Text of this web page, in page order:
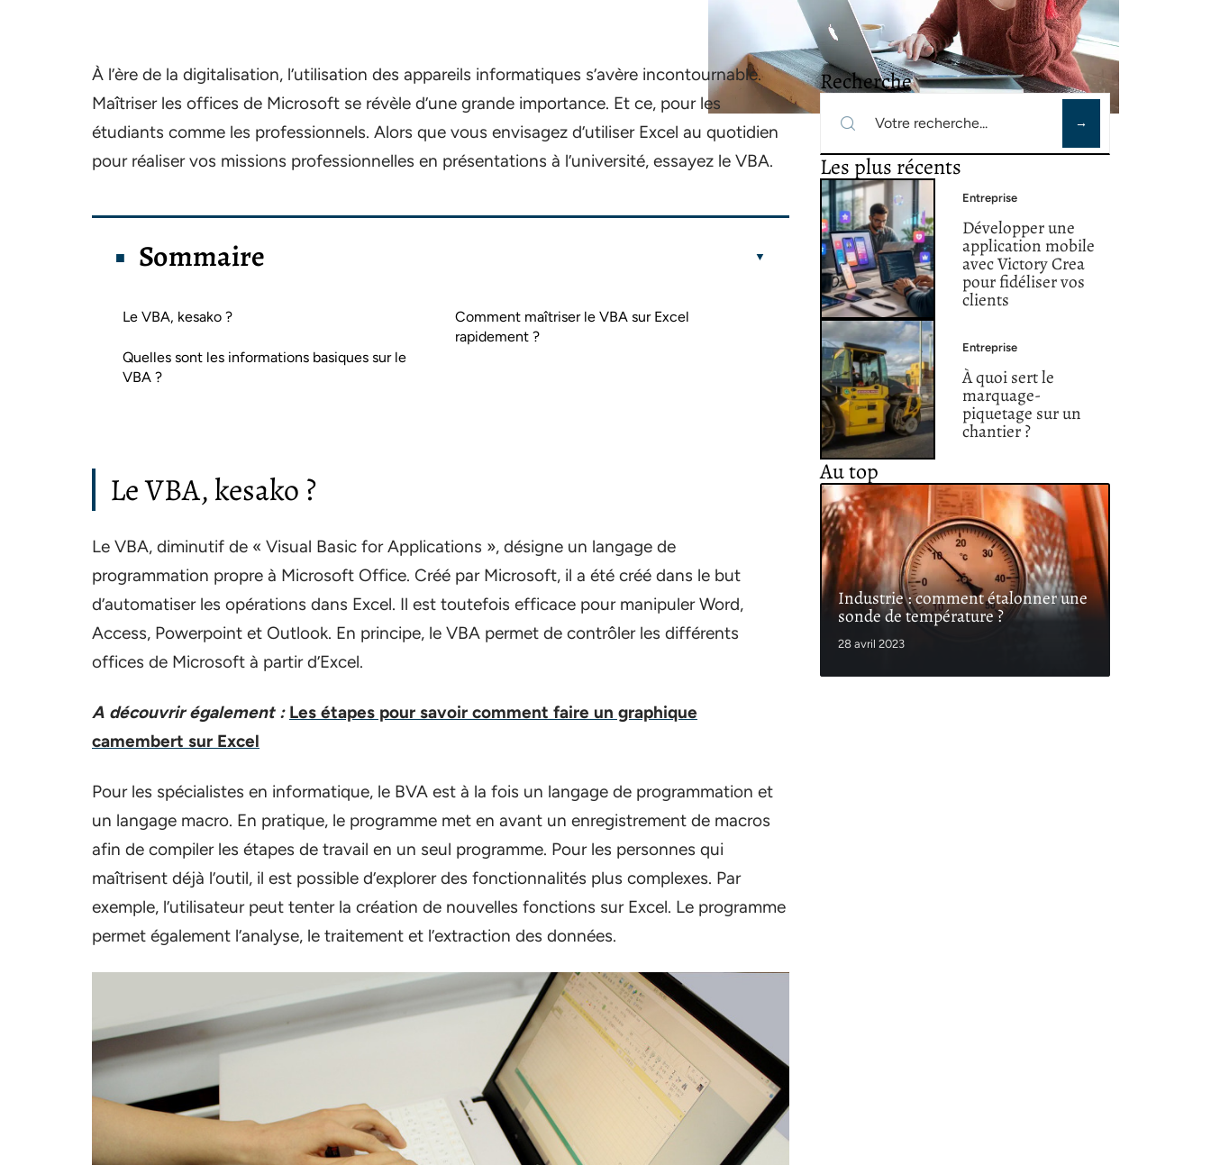
À l’ère de la digitalisation, l’utilisation des appareils informatiques s’avère incontournable.
Maîtriser les offices de Microsoft se révèle d’une grande importance. Et ce, pour les
étudiants comme les professionnels. Alors que vous envisagez d’utiliser Excel au quotidien
pour réaliser vos missions professionnelles en présentations à l’université, essayez le VBA.
Sommaire
Le VBA, kesako ?
Quelles sont les informations basiques sur le
VBA ?
Comment maîtriser le VBA sur Excel
rapidement ?
Le VBA, kesako ?
Le VBA, diminutif de « Visual Basic for Applications », désigne un langage de
programmation propre à Microsoft Office. Créé par Microsoft, il a été créé dans le but
d’automatiser les opérations dans Excel. Il est toutefois efficace pour manipuler Word,
Access, Powerpoint et Outlook. En principe, le VBA permet de contrôler les différents
offices de Microsoft à partir d’Excel.
A découvrir également : Les étapes pour savoir comment faire un graphique
camembert sur Excel
Pour les spécialistes en informatique, le BVA est à la fois un langage de programmation et
un langage macro. En pratique, le programme met en avant un enregistrement de macros
afin de compiler les étapes de travail en un seul programme. Pour les personnes qui
maîtrisent déjà l’outil, il est possible d’explorer des fonctionnalités plus complexes. Par
exemple, l’utilisateur peut tenter la création de nouvelles fonctions sur Excel. Le programme
permet également l’analyse, le traitement et l’extraction des données.
Recherche
Les plus récents
Entreprise
Développer une
application mobile
avec Victory Crea
pour fidéliser vos
clients
Entreprise
À quoi sert le
marquage-
piquetage sur un
chantier ?
Au top
Industrie : comment étalonner une
sonde de température ?
28 avril 2023